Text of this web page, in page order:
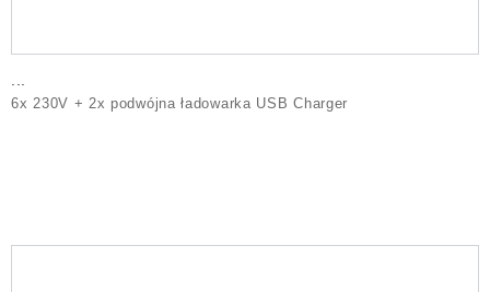
TWIST
DESK1
6x 230V + 2x podwójna ładowarka USB Charger